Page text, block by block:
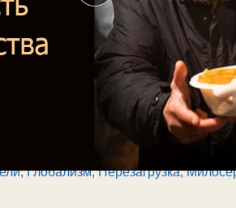
,Глобализм, Перезагрузка,